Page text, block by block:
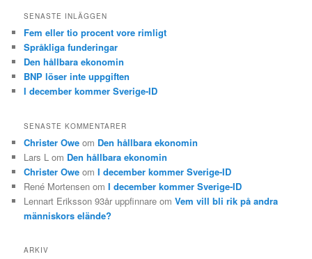
SENASTE INLÄGGEN
Fem eller tio procent vore rimligt
Språkliga funderingar
Den hållbara ekonomin
BNP löser inte uppgiften
I december kommer Sverige-ID
SENASTE KOMMENTARER
Christer Owe om Den hållbara ekonomin
Lars L om Den hållbara ekonomin
Christer Owe omI december kommer Sverige-ID
René Mortensen omI december kommer Sverige-ID
Lennart Eriksson 93år uppfinnare omVem vill bli rik på andra
människors elände?
ARKIV